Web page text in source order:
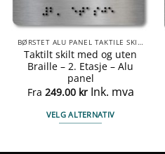
BØRSTET ALU PANEL TAKTILE SKILTER
Taktilt skilt med og uten
Braille – 2. Etasje – Alu
panel
Fra 249.00 kr Ink. mva
VELG ALTERNATIV